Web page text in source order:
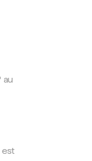
au
est